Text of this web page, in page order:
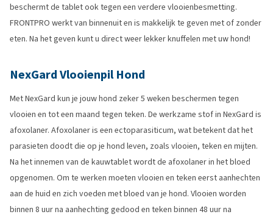
beschermt de tablet ook tegen een verdere vlooienbesmetting.
FRONTPRO werkt van binnenuit en is makkelijk te geven met of zonder
eten. Na het geven kunt u direct weer lekker knuffelen met uw hond!
NexGard Vlooienpil Hond
Met NexGard kun je jouw hond zeker 5 weken beschermen tegen
vlooien en tot een maand tegen teken. De werkzame stof in NexGard is
afoxolaner. Afoxolaner is een ectoparasiticum, wat betekent dat het
parasieten doodt die op je hond leven, zoals vlooien, teken en mijten.
Na het innemen van de kauwtablet wordt de afoxolaner in het bloed
opgenomen. Om te werken moeten vlooien en teken eerst aanhechten
aan de huid en zich voeden met bloed van je hond. Vlooien worden
binnen 8 uur na aanhechting gedood en teken binnen 48 uur na